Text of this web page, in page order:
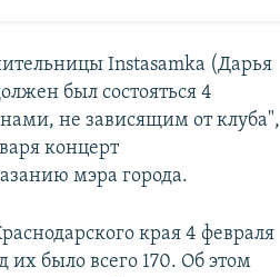
Instasamka (Дарья
был состояться 4
не зависящим от клуба",
концерт
мэра города.
края 4 февраля
их было всего 170. Об этом